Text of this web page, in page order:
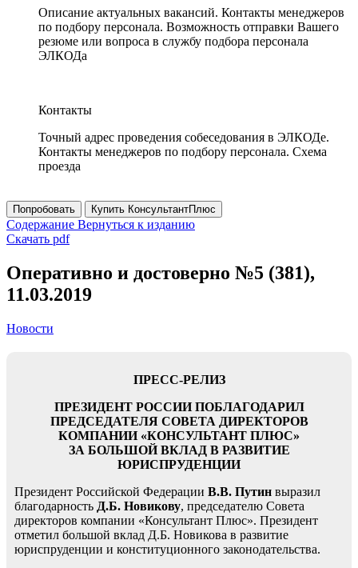
Описание актуальных вакансий. Контакты менеджеров
по подбору персонала. Возможность отправки Вашего
резюме или вопроса в службу подбора персонала
ЭЛКОДа
Контакты
Точный адрес проведения собеседования в ЭЛКОДе.
Контакты менеджеров по подбору персонала. Схема
проезда
Попробовать Купить КонсультантПлюс
Содержание Вернуться к изданию
Скачать pdf
Оперативно и достоверно №5 (381),
11.03.2019
Новости
ПРЕСС-РЕЛИЗ
ПРЕЗИДЕНТ РОССИИ ПОБЛАГОДАРИЛ
ПРЕДСЕДАТЕЛЯ СОВЕТА ДИРЕКТОРОВ
КОМПАНИИ «КОНСУЛЬТАНТ ПЛЮС»
ЗА БОЛЬШОЙ ВКЛАД В РАЗВИТИЕ
ЮРИСПРУДЕНЦИИ
Президент Российской Федерации В.В. Путин выразил
благодарность Д.Б. Новикову, председателю Совета
директоров компании «Консультант Плюс». Президент
отметил большой вклад Д.Б. Новикова в развитие
юриспруденции и конституционного законодательства.